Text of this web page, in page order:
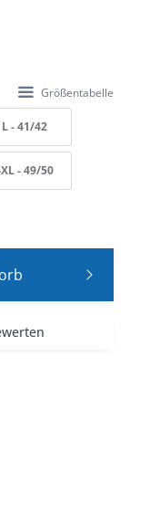
Größentabelle
L - 41/42
- 49/50